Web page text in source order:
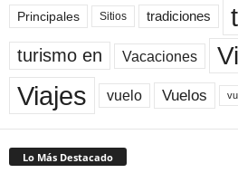
Principales Sitios tradiciones
turismo en Vacaciones
Viajes vuelo Vuelos
Lo Más Destacado